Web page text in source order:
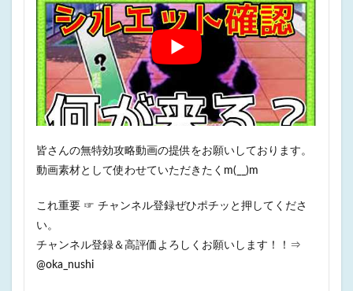
皆さんの無特効攻略動画の提供をお願いしております。
動画素材として使わせていただきたくm(__)m
これ重要 ☞ チャンネル登録ぜひポチッと押してくださ
い。
チャンネル登録＆高評価よろしくお願いします！！⇒
@oka_nushi